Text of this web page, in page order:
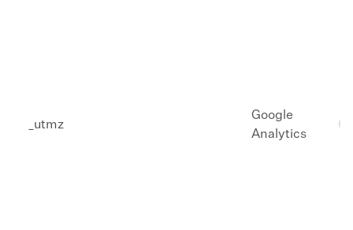
_utmz
Google
Analytics
​6